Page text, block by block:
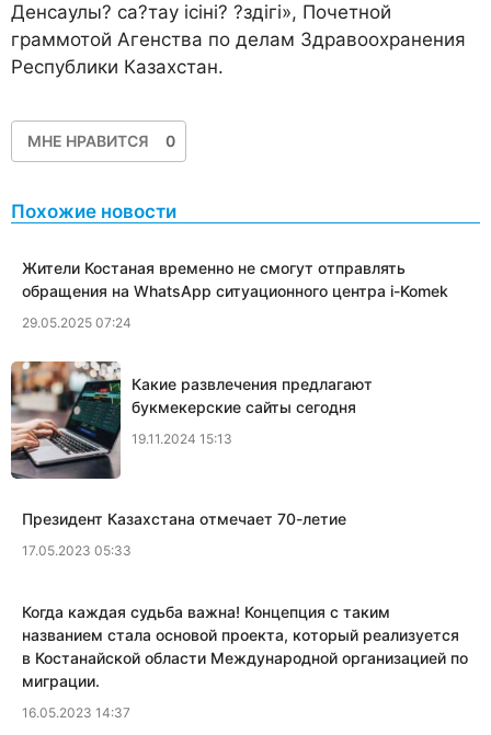
Денсаулы? са?тау ісіні? ?здігі», Почетной
граммотой Агенства по делам Здравоохранения
Республики Казахстан.
МНЕ НРАВИТСЯ 0
Похожие новости
Жители Костаная временно не смогут отправлять
обращения на WhatsApp ситуационного центра i-Komek
29.05.2025 07:24
Какие развлечения предлагают
букмекерские сайты сегодня
19.11.2024 15:13
Президент Казахстана отмечает 70-летие
17.05.2023 05:33
Когда каждая судьба важна! Концепция с таким
названием стала основой проекта, который реализуется
в Костанайской области Международной организацией по
миграции.
16.05.2023 14:37